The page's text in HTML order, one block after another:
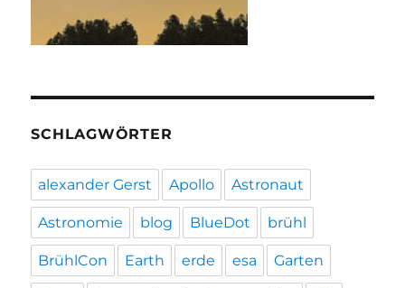
SCHLAGWÖRTER
alexander Gerst Apollo Astronaut
Astronomie blog BlueDot brühl
BrühlCon Earth erde esa Garten